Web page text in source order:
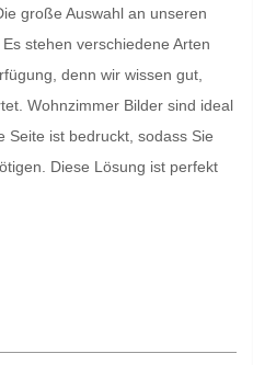
große Auswahl an unseren
stehen verschiedene Arten
denn wir wissen gut,
Wohnzimmer Bilder sind ideal
Seite ist bedruckt, sodass Sie
Diese Lösung ist perfekt